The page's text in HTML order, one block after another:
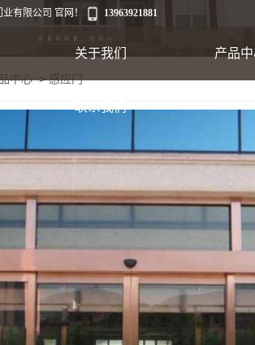
有限公司 官网！ 13963921881
关于我们 产品
出口集装箱卷帘
翻板车库门
快速软帘门
联系我们
中心>感应门